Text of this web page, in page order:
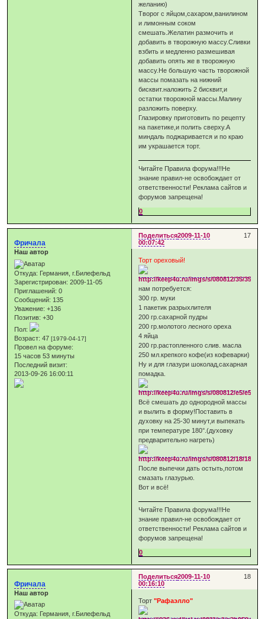
желанию)
Творог с яйцом,сахаром,ванилином
и лимонным соком
смешать.Желатин размочить и
добавить в творожную массу.Сливки
взбить и медленно размешивая
добавить опять же в творожную
массу.Не большую часть творожной
массы помазать на нижний
бисквит.наложить 2 бисквит,и
остатки творожной массы.Малину
разложить поверху.
Глазировку приготовить по рецепту
на пакетике,и полить сверху.А
миндаль поджаривается и по краю
им украшается торт.
Читайте Правила форума!!!Не
знание правил-не освобождает от
ответственности! Реклама сайтов и
форумов запрещена!
0
Поделиться 17
2009-11-10
00:07:42
Фричала
Наш автор
Откуда: Германия, г.Билефельд
Зарегистрирован: 2009-11-05
Приглашений: 0
Сообщений: 135
Уважение: +136
Позитив: +30
Пол:
Возраст: 47[1979-04-17]
Провел на форуме:
15 часов 53 минуты
Последний визит:
2013-09-26 16:00:11
Торт ореховый!
нам потребуется:
300 гр. муки
1 пакетик разрыхлителя
200 гр.сахарной пудры
200 гр.молотого лесного ореха
4 яйца
200 гр.растопленного слив. масла
250 мл.крепкого кофе(из кофеварки)
Ну и для глазури шоколад,сахарная
помадка.
Всё смешать до однородной массы
и вылить в форму!Поставить в
духовку на 25-30 минут,и выпекать
при температуре 180°.(духовку
предварительно нагреть)
После выпечки дать остыть,потом
смазать глазурью.
Вот и всё!
Читайте Правила форума!!!Не
знание правил-не освобождает от
ответственности! Реклама сайтов и
форумов запрещена!
0
Поделиться 18
2009-11-10
00:16:10
Фричала
Наш автор
Откуда: Германия, г.Билефельд
Торт"Рафаэлло"